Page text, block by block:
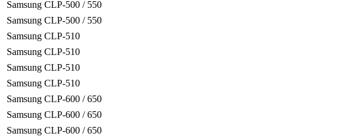
Samsung CLP-500 / 550
Samsung CLP-500 / 550
Samsung CLP-510
Samsung CLP-510
Samsung CLP-510
Samsung CLP-510
Samsung CLP-600 / 650
Samsung CLP-600 / 650
Samsung CLP-600 / 650